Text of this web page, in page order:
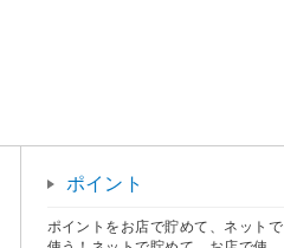
ポイント
ポイントをお店で貯めて、ネットで